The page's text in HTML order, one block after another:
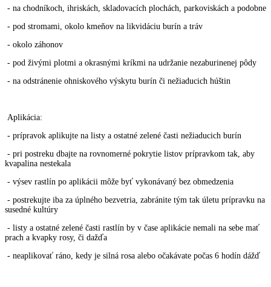
- na chodníkoch, ihriskách, skladovacích plochách, parkoviskách a podobne
- pod stromami, okolo kmeňov na likvidáciu burín a tráv
- okolo záhonov
- pod živými plotmi a okrasnými kríkmi na udržanie nezaburinenej pôdy
- na odstránenie ohniskového výskytu burín či nežiaducich húštin
Aplikácia:
- prípravok aplikujte na listy a ostatné zelené časti nežiaducich burín
- pri postreku dbajte na rovnomerné pokrytie listov prípravkom tak, aby
kvapalina nestekala
- výsev rastlín po aplikácii môže byť vykonávaný bez obmedzenia
- postrekujte iba za úplného bezvetria, zabránite tým tak úletu prípravku na
susedné kultúry
- listy a ostatné zelené časti rastlín by v čase aplikácie nemali na sebe mať
prach a kvapky rosy, či dažďa
- neaplikovať ráno, kedy je silná rosa alebo očakávate počas 6 hodín dážď